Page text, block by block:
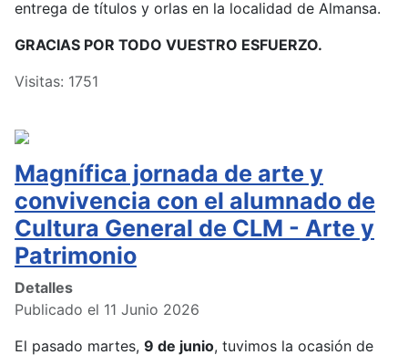
entrega de títulos y orlas en la localidad de Almansa.
GRACIAS POR TODO VUESTRO ESFUERZO.
Visitas: 1751
Magnífica jornada de arte y
convivencia con el alumnado de
Cultura General de CLM - Arte y
Patrimonio
Detalles
Publicado el 11 Junio 2026
El pasado martes, 9 de junio, tuvimos la ocasión de